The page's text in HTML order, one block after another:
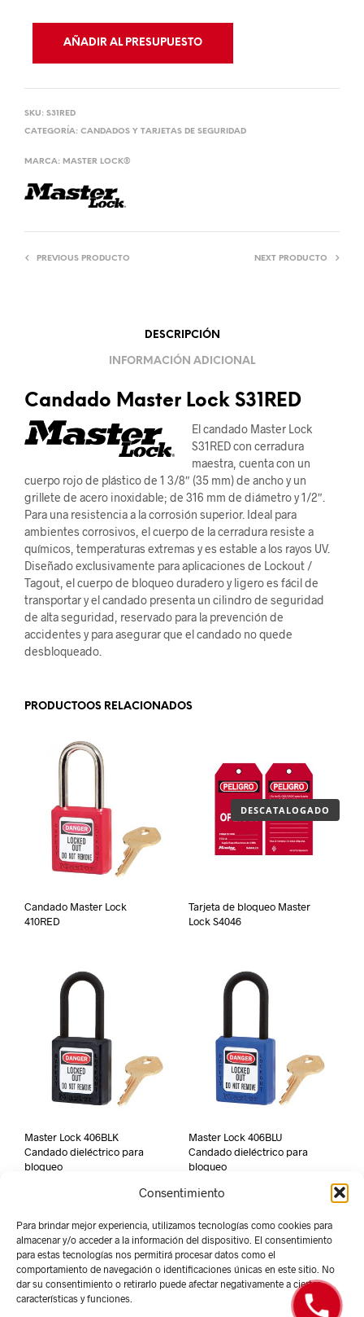
Consentimiento
Para brindar mejor experiencia, utilizamos tecnologías como cookies para
almacenar y/o acceder a la información del dispositivo. El consentimiento
para estas tecnologías nos permitirá procesar datos como el
comportamiento de navegación o identificaciones únicas en este sitio. No
dar su consentimiento o retirarlo puede afectar negativamente a ciertas
características y funciones.
AÑADIR AL PRESUPUESTO
SKU: S31RED
CATEGORÍA: CANDADOS Y TARJETAS DE SEGURIDAD
MARCA: MASTER LOCK®
PREVIOUS PRODUCTO NEXT PRODUCTO
DESCRIPCIÓN
INFORMACIÓN ADICIONAL
Candado Master Lock S31RED
El candado Master Lock
S31RED con cerradura
maestra, cuenta con un
cuerpo rojo de plástico de 1 3/8″ (35 mm) de ancho y un
grillete de acero inoxidable; de 316 mm de diámetro y 1/2″.
Para una resistencia a la corrosión superior. Ideal para
ambientes corrosivos, el cuerpo de la cerradura resiste a
químicos, temperaturas extremas y es estable a los rayos UV.
Diseñado exclusivamente para aplicaciones de Lockout /
Tagout, el cuerpo de bloqueo duradero y ligero es fácil de
transportar y el candado presenta un cilindro de seguridad
de alta seguridad, reservado para la prevención de
accidentes y para asegurar que el candado no quede
desbloqueado.
PRODUCTOOS RELACIONADOS
Candado Master Lock
410RED
DESCATALOGADO
Tarjeta de bloqueo Master
Lock S4046
Master Lock 406BLK
Candado dieléctrico para
bloqueo
Master Lock 406BLU
Candado dieléctrico para
bloqueo